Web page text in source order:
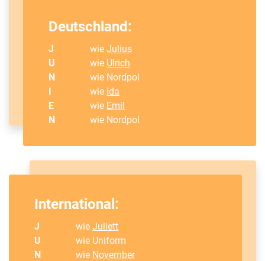
Deutschland:
J wieJulius
U
wie Ulrich
N
wie Nordpol
I
wie Ida
E
wie Emil
N
wie Nordpol
International:
J wieJuliett
U
wie Uniform
N
wie November